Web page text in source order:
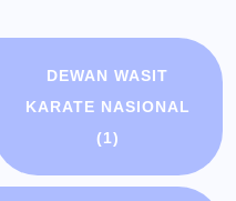
DEWAN WASIT
KARATE NASIONAL
(1)